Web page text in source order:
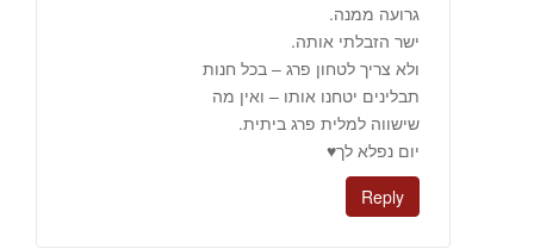
גרועה ממנה.
ישר הזבלתי אותה.
ולא צריך לטחון פרג – בכל חנות
תבלינים יטחנו אותו – ואין מה
שישווה למלית פרג ביתית.
יום נפלא לך♥
Reply